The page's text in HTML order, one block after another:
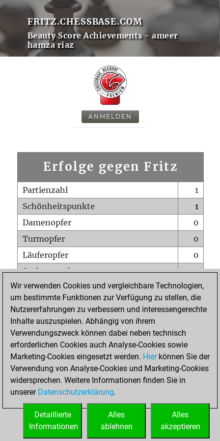
FRITZ.CHESSBASE.COM
Beauty Score Achievements - ameer
hamza riaz
ANMELDEN
Erfolge gegen Fritz
Partienzahl
1
Schönheitspunkte
1
Damenopfer
0
Turmopfer
0
Läuferopfer
0
Springeropfer
0
Bauernopfer
0
Matt auf vollem Brett
0
Bauer setzt Matt
Erstickte Matts
Unterverwandlungen
0
Türme auf der siebten
0
STARTSEITE
Wir verwenden Cookies und vergleichbare Technologien,
um bestimmte Funktionen zur Verfügung zu stellen, die
Nutzererfahrungen zu verbessern und interessengerechte
Inhalte auszuspielen. Abhängig von ihrem
Verwendungszweck können dabei neben technisch
erforderlichen Cookies auch Analyse-Cookies sowie
Marketing-Cookies eingesetzt werden. Hierkönnen Sie der
Verwendung von Analyse-Cookies und Marketing-Cookies
widersprechen. Weitere Informationen finden Sie in
unserer Datenschutzerklärung.
Alles
akzeptieren
Alles
ablehnen
Detaillierte
Informationen